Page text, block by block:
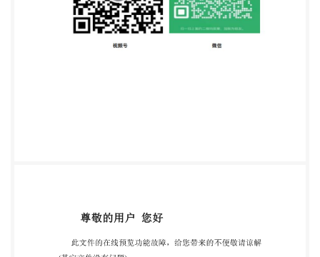
册图像 4.1.1图像格式 人脸图像格式应为BMP、
JPEG、JPEG2000和PNG中的任一种。若图像为灰度
图时，图像灰度级 应为256级。 4.1.2表情 中性或微
角应在士10°以内。 4.1.7亮度和对比度 图像亮度均
匀，对比度适中，脸部无阴影、无过曝光和无欠曝